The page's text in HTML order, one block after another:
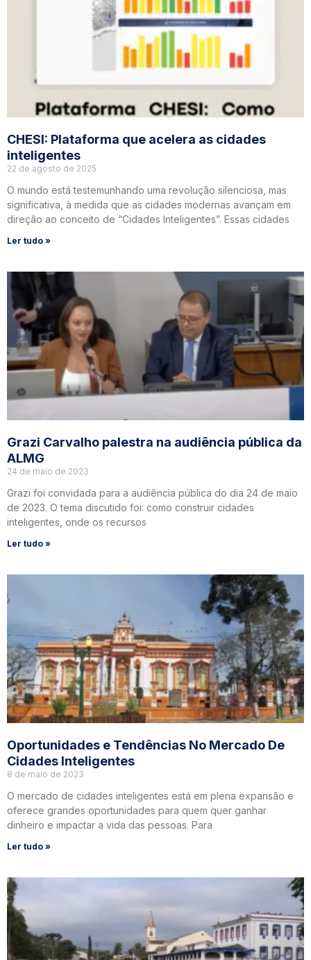
CHESI: Plataforma que acelera as cidades
inteligentes
22 de agosto de 2025
O mundo está testemunhando uma revolução silenciosa, mas
significativa, à medida que as cidades modernas avançam em
direção ao conceito de “Cidades Inteligentes”. Essas cidades
Ler tudo »
Grazi Carvalho palestra na audiência pública da
ALMG
24 de maio de 2023
Grazi foi convidada para a audiência pública do dia 24 de maio
de 2023. O tema discutido foi: como construir cidades
inteligentes, onde os recursos
Ler tudo »
Oportunidades e Tendências No Mercado De
Cidades Inteligentes
8 de maio de 2023
O mercado de cidades inteligentes está em plena expansão e
oferece grandes oportunidades para quem quer ganhar
dinheiro e impactar a vida das pessoas. Para
Ler tudo »